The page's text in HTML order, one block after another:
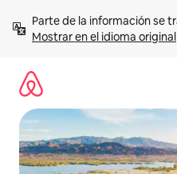
contenidoMostrar en el idioma original